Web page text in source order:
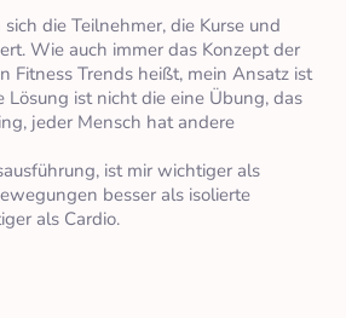
die Teilnehmer, die Kurse und
Wie auch immer das Konzept der
Fitness Trends heißt, mein Ansatz ist
Lösung ist nicht die eine Übung, das
jeder Mensch hat andere
ist mir wichtiger als
besser als isolierte
als Cardio.